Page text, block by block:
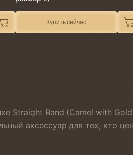
Купить сейчас
Straight Band (Camel with
аксессуар для тех, кто